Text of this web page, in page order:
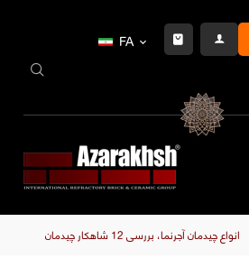
FA
انواع چیدمان آجرنما، بررسی 12 شاهکار چیدمان